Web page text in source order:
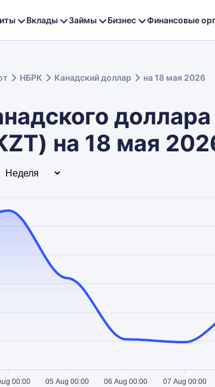
Вклады Займы Бизнес Финансовые
НБРК Канадский доллар на 18 мая 2026
на 18 мая
00:00 05 Aug 00:00 06 Aug 00:00 07 Aug 00:00